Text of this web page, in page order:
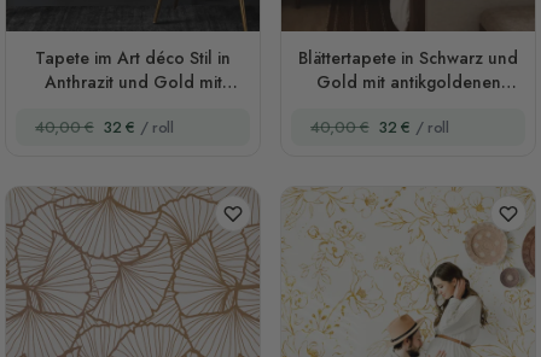
Tapete im Art déco Stil in
Anthrazit und Gold mit
40,00 € 32 € / roll
Blättertapete in Schwarz und
Gold mit antikgoldenen
40,00 € 32 € / roll